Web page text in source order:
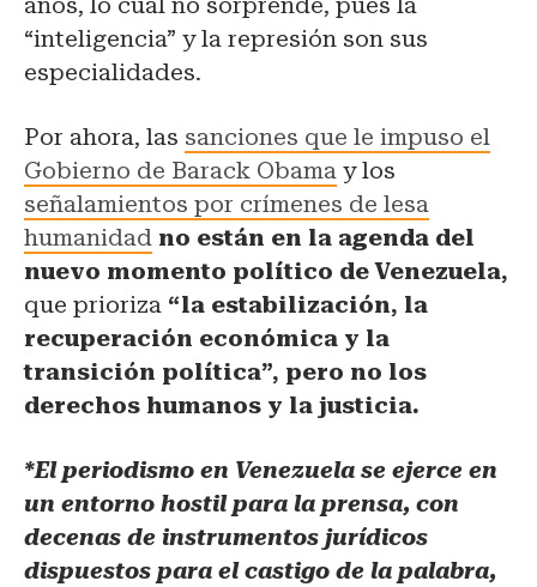
años, lo cual no sorprende, pues la
“inteligencia” y la represión son sus
especialidades.
Por ahora, las sanciones que le impuso el
Gobierno de Barack Obama y los
señalamientos por crímenes de lesa
humanidad no están en la agenda del
nuevo momento político de Venezuela,
que prioriza “la estabilización, la
recuperación económica y la
transición política”, pero no los
derechos humanos y la justicia.
*El periodismo en Venezuela se ejerce en
un entorno hostil para la prensa, con
decenas de instrumentos jurídicos
dispuestos para el castigo de la palabra,